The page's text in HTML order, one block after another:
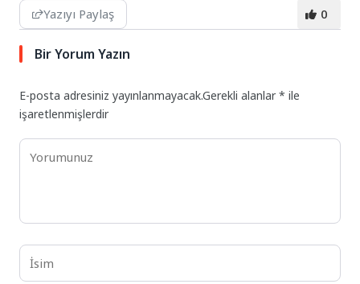
Yazıyı Paylaş 0
Bir Yorum Yazın
E-posta adresiniz yayınlanmayacak.Gerekli alanlar* ile
işaretlenmişlerdir